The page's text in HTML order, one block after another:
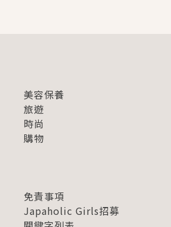
美容保養
旅遊
時尚
購物
免責事項
Japaholic Girls招募